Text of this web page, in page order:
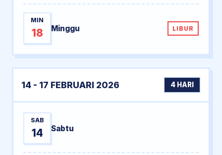
MIN
18 Minggu LIBUR
14 - 17 FEBRUARI 2026 4 HARI
SAB
14 Sabtu